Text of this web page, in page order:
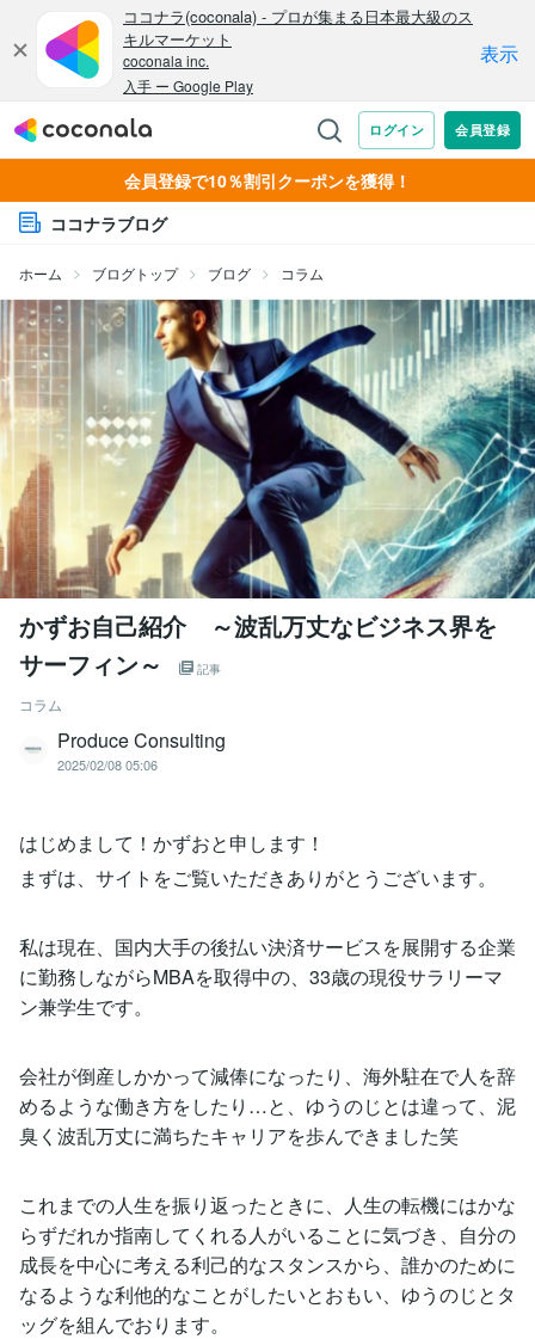
会員登録で10％割引クーポンを獲得！
ココナラブログ
ホーム ブログトップ ブログ コラム
かずお自己紹介 ～波乱万丈なビジネス界を
サーフィン～
記事
コラム
Produce Consulting
2025/02/08 05:06
はじめまして！かずおと申します！
まずは、サイトをご覧いただきありがとうございます。
私は現在、国内大手の後払い決済サービスを展開する企業
に勤務しながらMBAを取得中の、33歳の現役サラリーマ
ン兼学生です。
会社が倒産しかかって減俸になったり、海外駐在で人を辞
めるような働き方をしたり…と、ゆうのじとは違って、泥
臭く波乱万丈に満ちたキャリアを歩んできました笑
これまでの人生を振り返ったときに、人生の転機にはかな
らずだれか指南してくれる人がいることに気づき、自分の
成長を中心に考える利己的なスタンスから、誰かのために
なるような利他的なことがしたいとおもい、ゆうのじとタ
ッグを組んでおります。